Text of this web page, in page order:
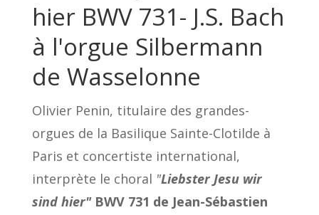
hier BWV 731- J.S. Bach
à l'orgue Silbermann
de Wasselonne
Olivier Penin, titulaire des grandes-
orgues de la Basilique Sainte-Clotilde à
Paris et concertiste international,
interprète le choral "Liebster Jesu wir
sind hier"BWV 731 de Jean-Sébastien